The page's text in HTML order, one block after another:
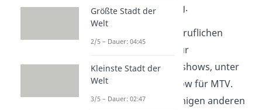
stetigen Verbesserung.
In seiner bewegten beruflichen
Laufbahn schrieb er für
verschiedene Fernsehshows, unter
anderem eine Quizshow für MTV.
Zusätzlich war er in einigen anderen
Größte Stadt der
Welt
2/5 – Dauer: 04:45
Kleinste Stadt der
Welt
3/5 – Dauer: 02:47